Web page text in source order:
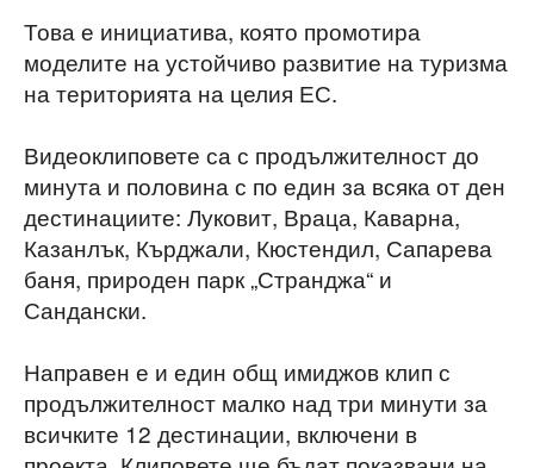
Това е инициатива, която промотира
моделите на устойчиво развитие на туризма
на територията на целия ЕС.
Видеоклиповете са с продължителност до
минута и половина с по един за всяка от ден
дестинациите: Луковит, Враца, Каварна,
Казанлък, Кърджали, Кюстендил, Сапарева
баня, природен парк „Странджа“ и
Сандански.
Направен е и един общ имиджов клип с
продължителност малко над три минути за
всичките 12 дестинации, включени в